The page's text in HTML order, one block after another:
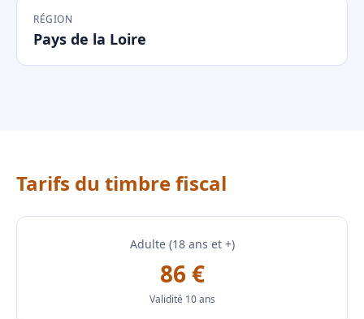
RÉGION
Pays de la Loire
Tarifs du timbre fiscal
Adulte (18 ans et +)
86 €
Validité 10 ans